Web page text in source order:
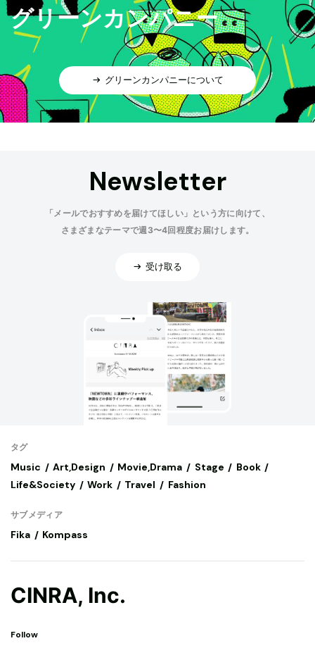
グリーンカンパニー
グリーンカンパニーについて
Newsletter
「メールでおすすめを届けてほしい」という方に向けて、
さまざまなテーマで週3〜4回程度お届けします。
受け取る
タグ
Music Art,Design Movie,Drama Stage
Book
Life&Society
Work Travel Fashion
サブメディア
Fika Kompass
CINRA, Inc.
Follow